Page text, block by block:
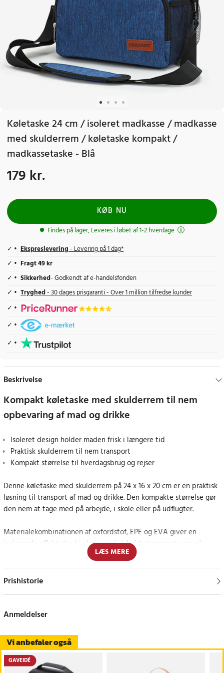
Køletaske 24 cm / isoleret madkasse / madkasse
med skulderrem / køletaske kompakt /
madkassetaske - Blå
Pris:179 kr.
179 kr.
KØB NU
Findes på lager, Leveres i løbet af 1-2 hverdage
Ekspreslevering- Levering på 1 dag*
Fragt 49 kr
Sikkerhed- Godkendt af e-handelsfonden
Tryghed- 30 dages prisgaranti - Over 1 million tilfredse kunder
Beskrivelse
Kompakt køletaske med skulderrem til nem
opbevaring af mad og drikke
Isoleret design holder maden frisk i længere tid
Praktisk skulderrem til nem transport
Kompakt størrelse til hverdagsbrug og rejser
Denne køletaske med skulderrem på 24 x 16 x 20 cm er en praktisk
løsning til transport af mad og drikke. Den kompakte størrelse gør
den nem at tage med på arbejde, i skole eller på udflugter.
Materialekombinationen af oxfordstof, EPE og EVA giver en
isolerende effekt, der hjælper med at holde temperaturen på
indholdet. Det gør, at maden holder sig frisk i længere tid i løbet
af dagen.
eller i hånden.
Flere rum gør det muligt at organisere indholdet på en praktisk
måde. Det gør det nemt at adskille mad, drikke og mindre tilbehør.
LÆS MERE
Prishistorie
Vi anbefaler også
GAVEIDÉ
Anmeldelser